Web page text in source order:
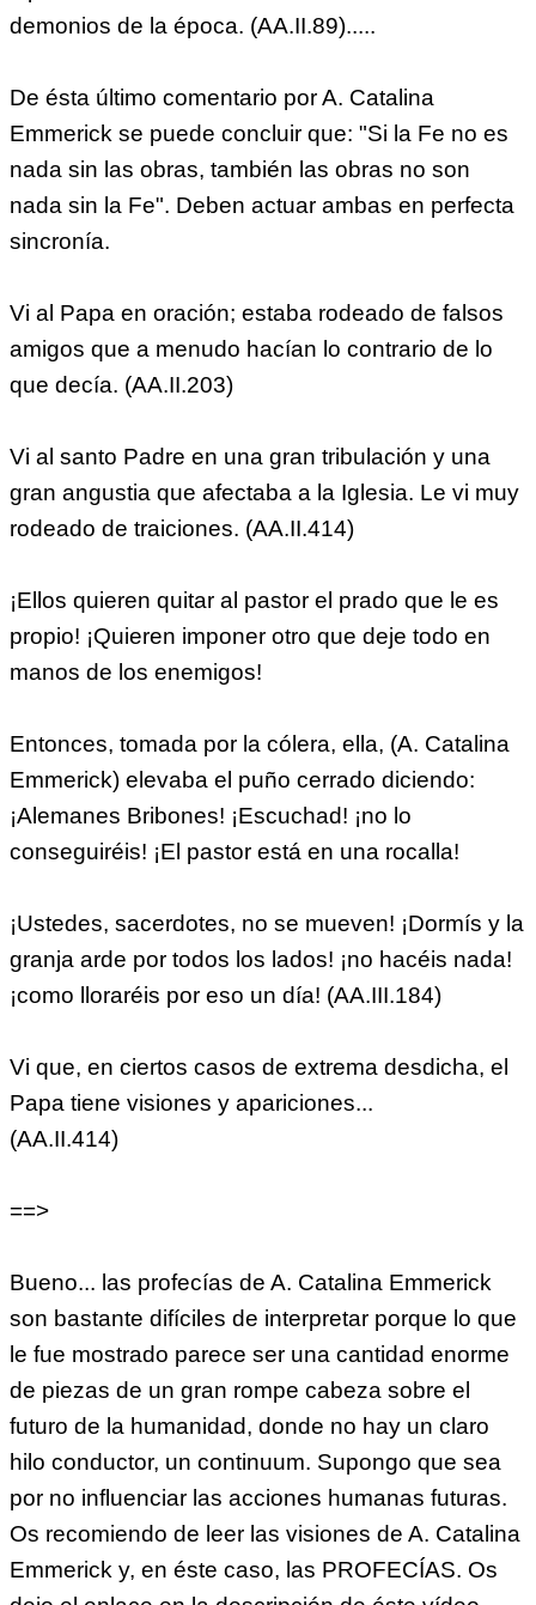
demonios de la época. (AA.II.89).....
De ésta último comentario por A. Catalina
Emmerick se puede concluir que: "Si la Fe no es
nada sin las obras, también las obras no son
nada sin la Fe". Deben actuar ambas en perfecta
sincronía.
Vi al Papa en oración; estaba rodeado de falsos
amigos que a menudo hacían lo contrario de lo
que decía. (AA.II.203)
Vi al santo Padre en una gran tribulación y una
gran angustia que afectaba a la Iglesia. Le vi muy
rodeado de traiciones. (AA.II.414)
¡Ellos quieren quitar al pastor el prado que le es
propio! ¡Quieren imponer otro que deje todo en
manos de los enemigos!
Entonces, tomada por la cólera, ella, (A. Catalina
Emmerick) elevaba el puño cerrado diciendo:
¡Alemanes Bribones! ¡Escuchad! ¡no lo
conseguiréis! ¡El pastor está en una rocalla!
¡Ustedes, sacerdotes, no se mueven! ¡Dormís y la
granja arde por todos los lados! ¡no hacéis nada!
¡como lloraréis por eso un día! (AA.III.184)
Vi que, en ciertos casos de extrema desdicha, el
Papa tiene visiones y apariciones...
(AA.II.414)
==>
Bueno... las profecías de A. Catalina Emmerick
son bastante difíciles de interpretar porque lo que
le fue mostrado parece ser una cantidad enorme
de piezas de un gran rompe cabeza sobre el
futuro de la humanidad, donde no hay un claro
hilo conductor, un continuum. Supongo que sea
por no influenciar las acciones humanas futuras.
Os recomiendo de leer las visiones de A. Catalina
Emmerick y, en éste caso, las PROFECÍAS. Os